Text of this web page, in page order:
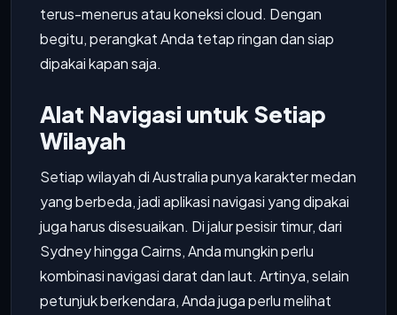
terus-menerus atau koneksi cloud. Dengan
begitu, perangkat Anda tetap ringan dan siap
dipakai kapan saja.
Alat Navigasi untuk Setiap
Wilayah
Setiap wilayah di Australia punya karakter medan
yang berbeda, jadi aplikasi navigasi yang dipakai
juga harus disesuaikan. Di jalur pesisir timur, dari
Sydney hingga Cairns, Anda mungkin perlu
kombinasi navigasi darat dan laut. Artinya, selain
petunjuk berkendara, Anda juga perlu melihat